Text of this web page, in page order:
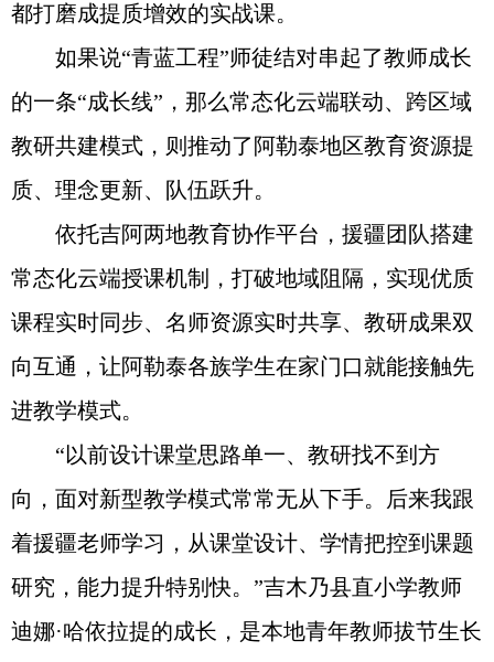
都打磨成提质增效的实战课。
如果说“青蓝工程”师徒结对串起了教师成长
的一条“成长线”，那么常态化云端联动、跨区域
教研共建模式，则推动了阿勒泰地区教育资源提
质、理念更新、队伍跃升。
依托吉阿两地教育协作平台，援疆团队搭建
常态化云端授课机制，打破地域阻隔，实现优质
课程实时同步、名师资源实时共享、教研成果双
向互通，让阿勒泰各族学生在家门口就能接触先
进教学模式。
“以前设计课堂思路单一、教研找不到方
向，面对新型教学模式常常无从下手。后来我跟
着援疆老师学习，从课堂设计、学情把控到课题
研究，能力提升特别快。”吉木乃县直小学教师
迪娜·哈依拉提的成长，是本地青年教师拔节生长